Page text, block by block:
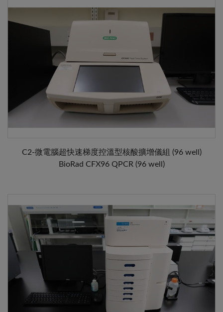
C2-微電腦超快速梯度控溫型核酸擴增儀組 (96 well)
BioRad CFX96 QPCR (96 well)